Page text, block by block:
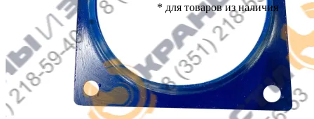
* для товаров из наличия